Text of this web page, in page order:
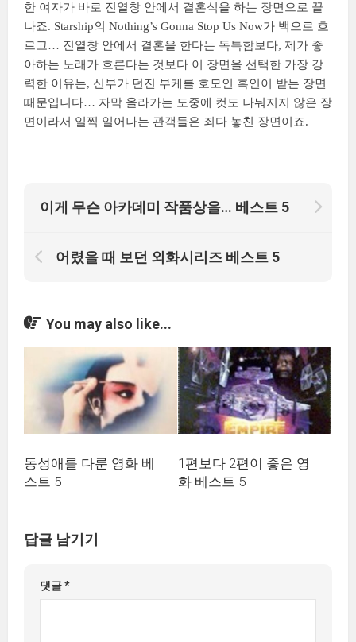
한 여자가 바로 진열창 안에서 결혼식을 하는 장면으로 끝
나죠. Starship의 Nothing’s Gonna Stop Us Now가 백으로 흐
르고… 진열창 안에서 결혼을 한다는 독특함보다, 제가 좋
아하는 노래가 흐른다는 것보다 이 장면을 선택한 가장 강
력한 이유는, 신부가 던진 부케를 호모인 흑인이 받는 장면
때문입니다… 자막 올라가는 도중에 컷도 나눠지지 않은 장
면이라서 일찍 일어나는 관객들은 죄다 놓친 장면이죠.
이게 무슨 아카데미 작품상을… 베스트 5
어렸을 때 보던 외화시리즈 베스트 5
You may also like...
동성애를 다룬 영화 베
스트 5
1편보다 2편이 좋은 영
화 베스트 5
답글 남기기
댓글*